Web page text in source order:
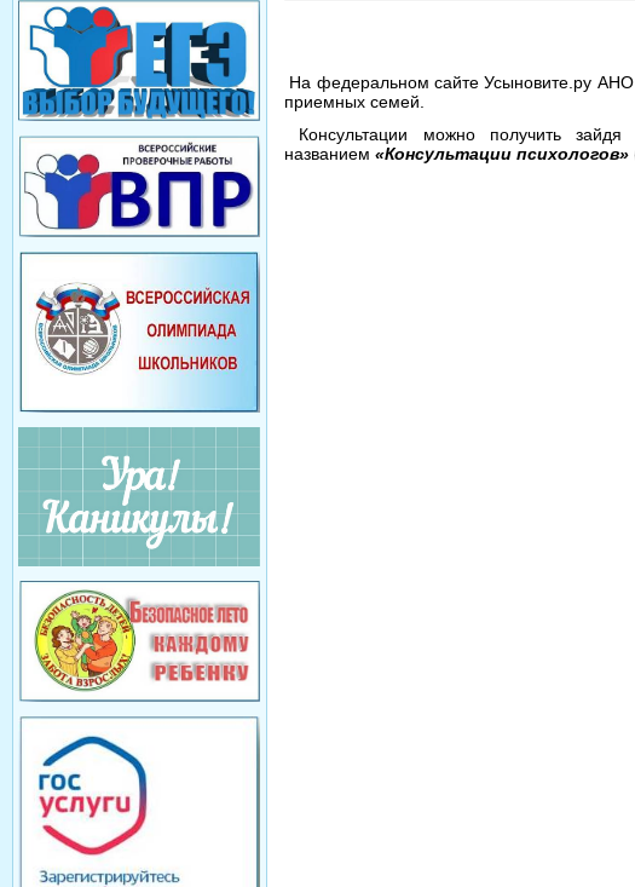
На федеральном сайте Усыновите.ру АНО
приемных семей.
Консультации можно получить
названием «Консультации психологов»